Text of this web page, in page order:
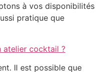
à vos disponibilités
pratique que
atelier cocktail ?
Il est possible que